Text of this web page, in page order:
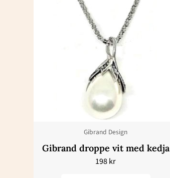
Gibrand Design
Gibrand droppe vit med kedja
198kr